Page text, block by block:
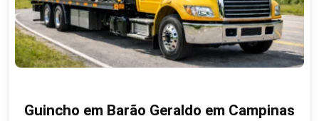
Guincho em Barão Geraldo em Campinas